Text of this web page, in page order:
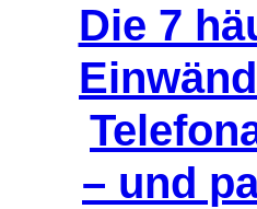
Die 7
– und